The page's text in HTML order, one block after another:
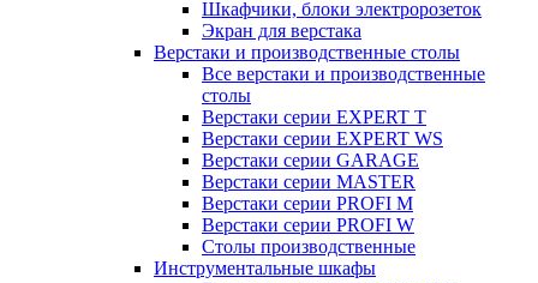
Шкафчики, блоки электророзеток
Экран для верстака
Верстаки и производственные столы
Все верстаки и производственные
столы
Верстаки серии EXPERT T
Верстаки серии EXPERT WS
Верстаки серии GARAGE
Верстаки серии MASTER
Верстаки серии PROFI M
Верстаки серии PROFI W
Столы производственные
Инструментальные шкафы